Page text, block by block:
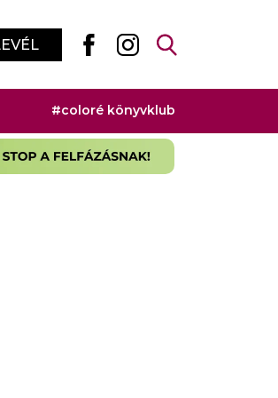
#coloré könyvklub